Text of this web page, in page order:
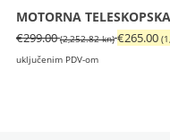
kn).
MOTORNA
€299.00 (2,252.82 kn)Izvorna
€265.00
uključenim PDV-om